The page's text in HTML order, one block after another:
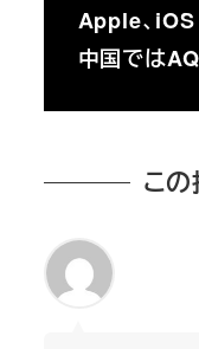
Apple、
中国では
こ